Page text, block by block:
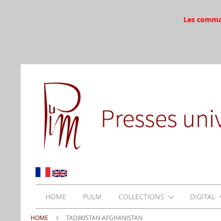
Les
HOME PULM COLLECTIONS DIGITAL
HOME TADJIKISTAN-AFGHANISTAN